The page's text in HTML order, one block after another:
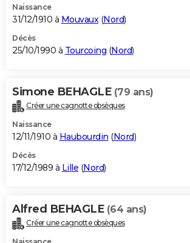
Naissance
31/12/1910 à Mouvaux(Nord)
Décès
25/10/1990 à Tourcoing (Nord)
Simone BEHAGLE (79 ans)
Créer une cagnotte obsèques
Naissance
12/11/1910 à Haubourdin (Nord)
Décès
17/12/1989 à Lille (Nord)
Alfred BEHAGLE (64 ans)
Créer une cagnotte obsèques